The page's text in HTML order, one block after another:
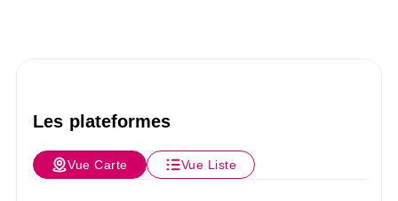
Les plateformes
Vue Carte Vue Liste